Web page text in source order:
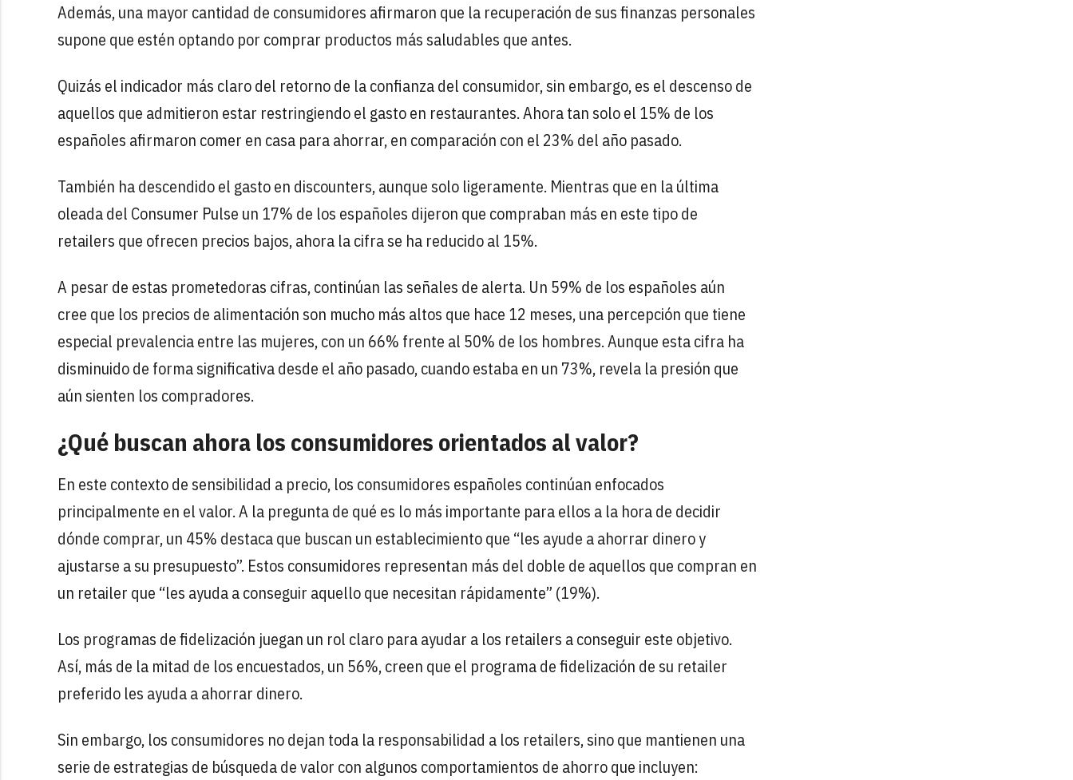
Además, una mayor cantidad de consumidores afirmaron que la recuperación de sus finanzas personales
supone que estén optando por comprar productos más saludables que antes.
Quizás el indicador más claro del retorno de la confianza del consumidor, sin embargo, es el descenso de
aquellos que admitieron estar restringiendo el gasto en restaurantes. Ahora tan solo el 15% de los
españoles afirmaron comer en casa para ahorrar, en comparación con el 23% del año pasado.
También ha descendido el gasto en discounters, aunque solo ligeramente. Mientras que en la última
oleada del Consumer Pulse un 17% de los españoles dijeron que compraban más en este tipo de
retailers que ofrecen precios bajos, ahora la cifra se ha reducido al 15%.
A pesar de estas prometedoras cifras, continúan las señales de alerta. Un 59% de los españoles aún
cree que los precios de alimentación son mucho más altos que hace 12 meses, una percepción que tiene
especial prevalencia entre las mujeres, con un 66% frente al 50% de los hombres. Aunque esta cifra ha
disminuido de forma significativa desde el año pasado, cuando estaba en un 73%, revela la presión que
aún sienten los compradores.
¿Qué buscan ahora los consumidores orientados al valor?
En este contexto de sensibilidad a precio, los consumidores españoles continúan enfocados
principalmente en el valor. A la pregunta de qué es lo más importante para ellos a la hora de decidir
dónde comprar, un 45% destaca que buscan un establecimiento que “les ayude a ahorrar dinero y
ajustarse a su presupuesto”. Estos consumidores representan más del doble de aquellos que compran en
un retailer que “les ayuda a conseguir aquello que necesitan rápidamente” (19%).
Los programas de fidelización juegan un rol claro para ayudar a los retailers a conseguir este objetivo.
Así, más de la mitad de los encuestados, un 56%, creen que el programa de fidelización de su retailer
preferido les ayuda a ahorrar dinero.
Sin embargo, los consumidores no dejan toda la responsabilidad a los retailers, sino que mantienen una
serie de estrategias de búsqueda de valor con algunos comportamientos de ahorro que incluyen: